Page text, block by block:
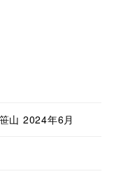
山 2024年6月